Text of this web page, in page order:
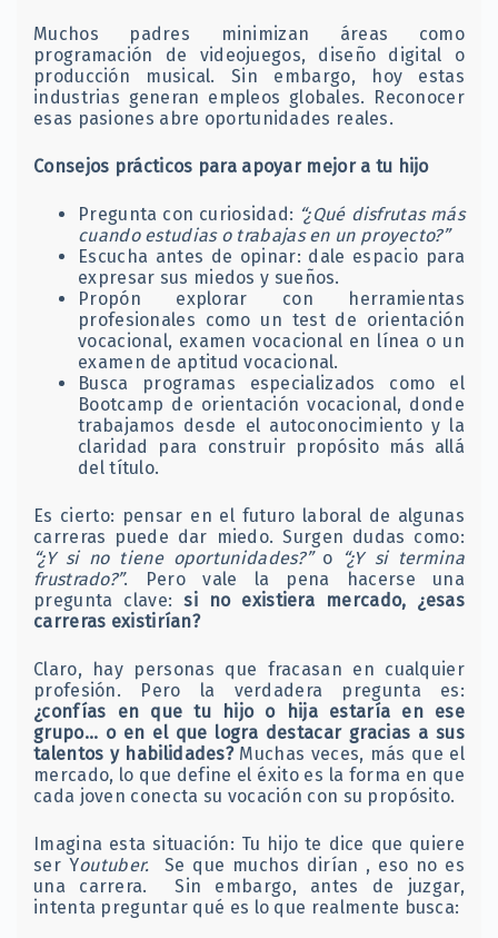
Muchos padres minimizan áreas como
programación de videojuegos, diseño digital o
producción musical. Sin embargo, hoy estas
industrias generan empleos globales. Reconocer
esas pasiones abre oportunidades reales.
Consejos prácticos para apoyar mejor a tu hijo
Pregunta con curiosidad: “¿Qué disfrutas más
cuando estudias o trabajas en un proyecto?”
Escucha antes de opinar: dale espacio para
expresar sus miedos y sueños.
Propón explorar con herramientas
profesionales como un test de orientación
vocacional, examen vocacional en línea o un
examen de aptitud vocacional.
Busca programas especializados como el
Bootcamp de orientación vocacional, donde
trabajamos desde el autoconocimiento y la
claridad para construir propósito más allá
del título.
Es cierto: pensar en el futuro laboral de algunas
carreras puede dar miedo. Surgen dudas como:
“¿Y si no tiene oportunidades?”o
“¿Y si termina
frustrado?”. Pero vale la pena hacerse una
pregunta clave:si no existiera mercado, ¿esas
carreras existirían?
Claro, hay personas que fracasan en cualquier
profesión. Pero la verdadera pregunta es:
¿confías en que tu hijo o hija estaría en ese
grupo… o en el que logra destacar gracias a sus
talentos y habilidades?Muchas veces, más que el
mercado, lo que define el éxito es la forma en que
cada joven conecta su vocación con su propósito.
Imagina esta situación: Tu hijo te dice que quiere
ser Youtuber.
Se que muchos dirían , eso no es
una carrera. Sin embargo, antes de juzgar,
intenta preguntar qué es lo que realmente busca: